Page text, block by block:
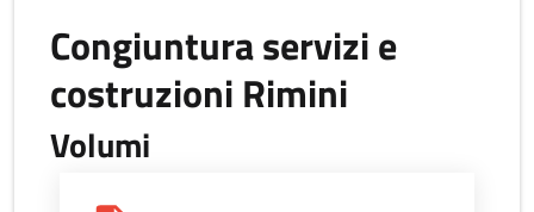
Congiuntura servizi e
costruzioni Rimini
Volumi